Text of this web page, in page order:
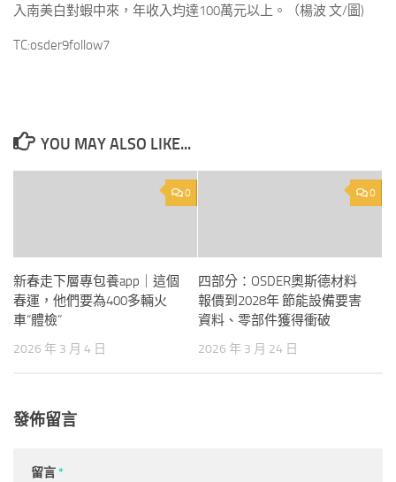
入南美白對蝦中來，年收入均達100萬元以上。（楊波 文/圖)
TC:osder9follow7
YOU MAY ALSO LIKE...
0
新春走下層專包養app｜這個
春運，他們要為400多輛火
車“體檢”
2026 年 3 月 4 日
0
四部分：OSDER奧斯德材料
報價到2028年 節能設備要害
資料、零部件獲得衝破
2026 年 3 月 24 日
發佈留言
留言*